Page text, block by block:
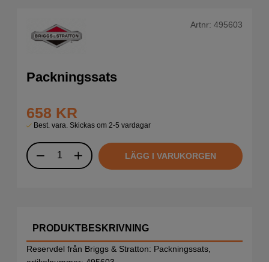
Artnr: 495603
Packningssats
658 KR
Best. vara. Skickas om 2-5 vardagar
LÄGG I VARUKORGEN
PRODUKTBESKRIVNING
Reservdel från Briggs & Stratton: Packningssats,